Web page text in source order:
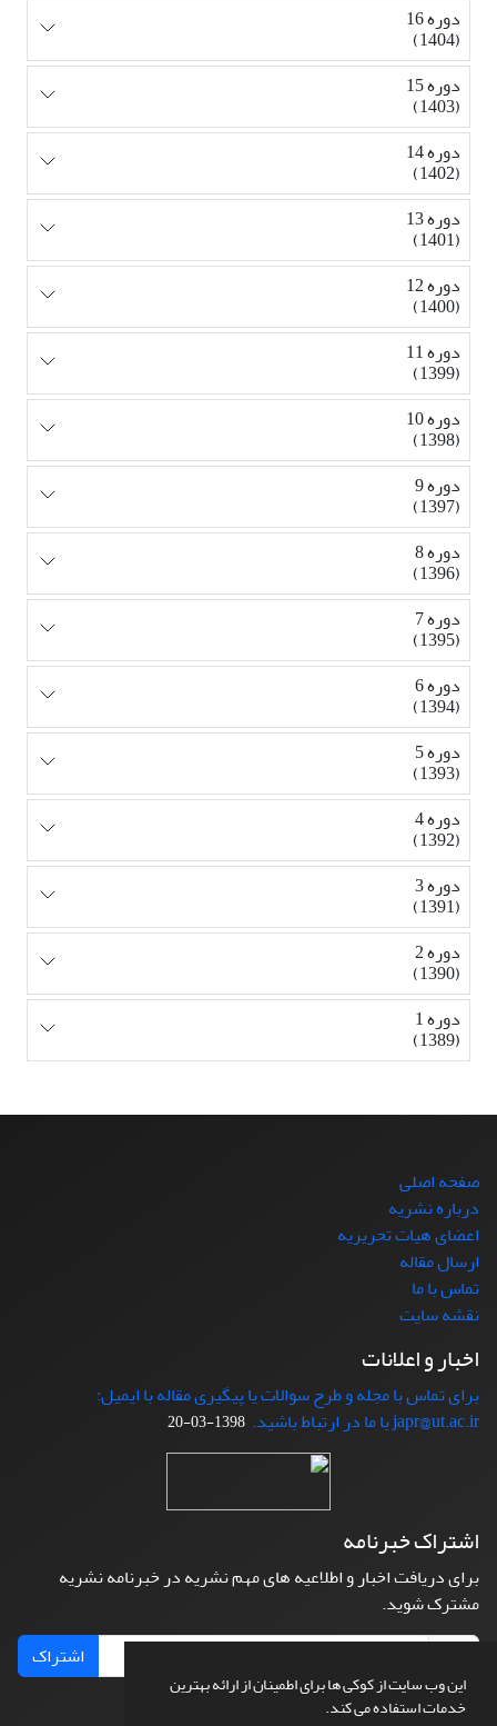
این وب سایت از کوکی ها برای اطمینان از ارائه بهترین
خدمات استفاده می کند.
دوره 16
(1404)
دوره 15
(1403)
دوره 14
(1402)
دوره 13
(1401)
دوره 12
(1400)
دوره 11
(1399)
دوره 10
(1398)
دوره 9
(1397)
دوره 8
(1396)
دوره 7
(1395)
دوره 6
(1394)
دوره 5
(1393)
دوره 4
(1392)
دوره 3
(1391)
دوره 2
(1390)
دوره 1
(1389)
صفحه اصلی
درباره نشریه
اعضای هیات تحریریه
ارسال مقاله
تماس با ما
نقشه سایت
اخبار و اعلانات
برای تماس با مجله و طرح سوالات یا پیگیری مقاله با ایمیل:
japr@ut.ac.ir با ما در ارتباط باشید.
1398-03-20
اشتراک خبرنامه
برای دریافت اخبار و اطلاعیه های مهم نشریه در خبرنامه نشریه
مشترک شوید.
اشتراک